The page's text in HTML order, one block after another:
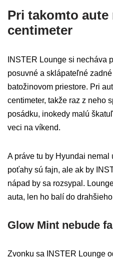
Pri takomto
centimeter
INSTER Lounge si necháva
posuvné a sklápateľné
batožinovom priestore. Pri
centimeter, takže raz z neho
posádku, inokedy malú
veci na víkend.
A práve tu by Hyundai
poťahy sú fajn, ale ak by
nápad by sa rozsypal.
auta, len ho balí do
Glow Mint nebude
Zvonku sa INSTER Lounge